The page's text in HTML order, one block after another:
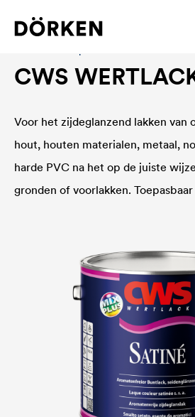
CWS
Voor het zijdeglanzend lakken van
hout, houten materialen, metaal,
harde PVC na het op de juiste
gronden of voorlakken.